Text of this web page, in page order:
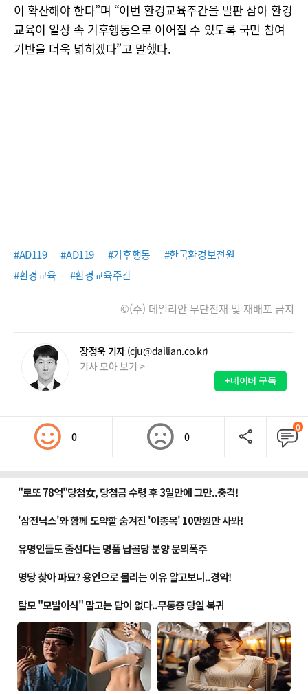
이 확산해야 한다”며 “이번 환경교육주간을 발판 삼아 환경
교육이 일상 속 기후행동으로 이어질 수 있도록 국민 참여
기반을 더욱 넓히겠다”고 말했다.
#AD119 #AD119 #기후행동
#한국환경보전원
#환경교육
#환경교육주간
©(주) 데일리안 무단전재 및 재배포 금지
장정욱 기자 (cju@dailian.co.kr)
기사 모아 보기 >
+네이버 구독
0 0
0